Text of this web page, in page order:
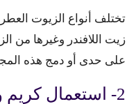
تختلف أنواع الزيوت
زيت اللافندر وغيرها من
على حدى أو دمج هذه
2- استعمال كريم واقي ضد أشعة الشمس